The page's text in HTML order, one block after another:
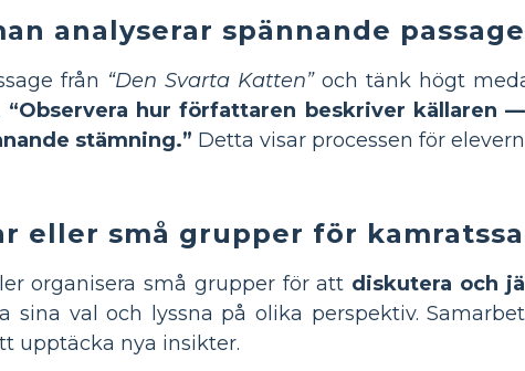
analyserar spännande
från “Den Svarta Katten”och tänk högt
“Observera hur författaren beskriver källaren
stämning.” Detta visar processen för
eller små grupper för
organisera små grupper för att diskutera och
sina val och lyssna på olika perspektiv.
upptäcka nya insikter.